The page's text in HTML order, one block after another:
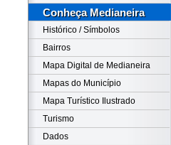
Conheça Medianeira
Histórico / Símbolos
Bairros
Mapa Digital de Medianeira
Mapas do Município
Mapa Turístico Ilustrado
Turismo
Dados